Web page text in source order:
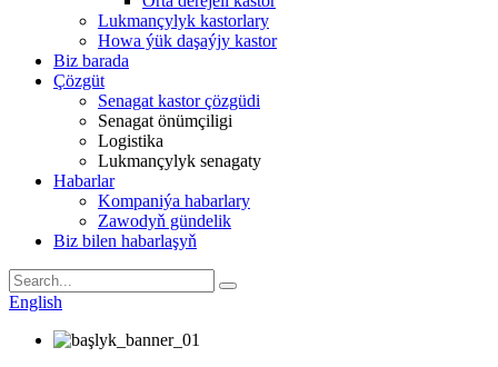
Lukmançylyk kastorlary
Howa ýük daşaýjy kastor
Biz barada
Çözgüt
Senagat kastor çözgüdi
Senagat önümçiligi
Logistika
Lukmançylyk senagaty
Habarlar
Kompaniýa habarlary
Zawodyň gündelik
Biz bilen habarlaşyň
English